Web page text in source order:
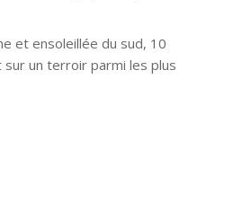
et ensoleillée du sud, 10
sur un terroir parmi les plus